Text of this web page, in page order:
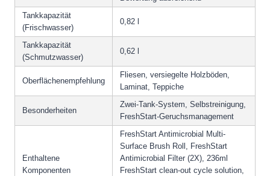
Tankkapazität
(Frischwasser)
0,82 l
Tankkapazität
(Schmutzwasser)
0,62 l
Oberflächenempfehlung
Fliesen, versiegelte Holzböden,
Laminat, Teppiche
Besonderheiten
Zwei-Tank-System, Selbstreinigung,
FreshStart-Geruchsmanagement
Enthaltene
Komponenten
FreshStart Antimicrobial Multi-
Surface Brush Roll, FreshStart
Antimicrobial Filter (2X), 236ml
FreshStart clean-out cycle solution,